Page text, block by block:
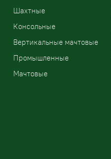
Шахтные
Консольные
Вертикальные мачтовые
Промышленные
Мачтовые